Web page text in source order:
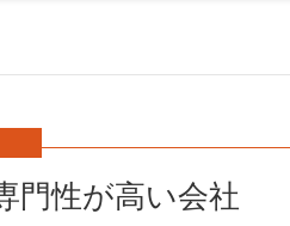
門性が高い会社